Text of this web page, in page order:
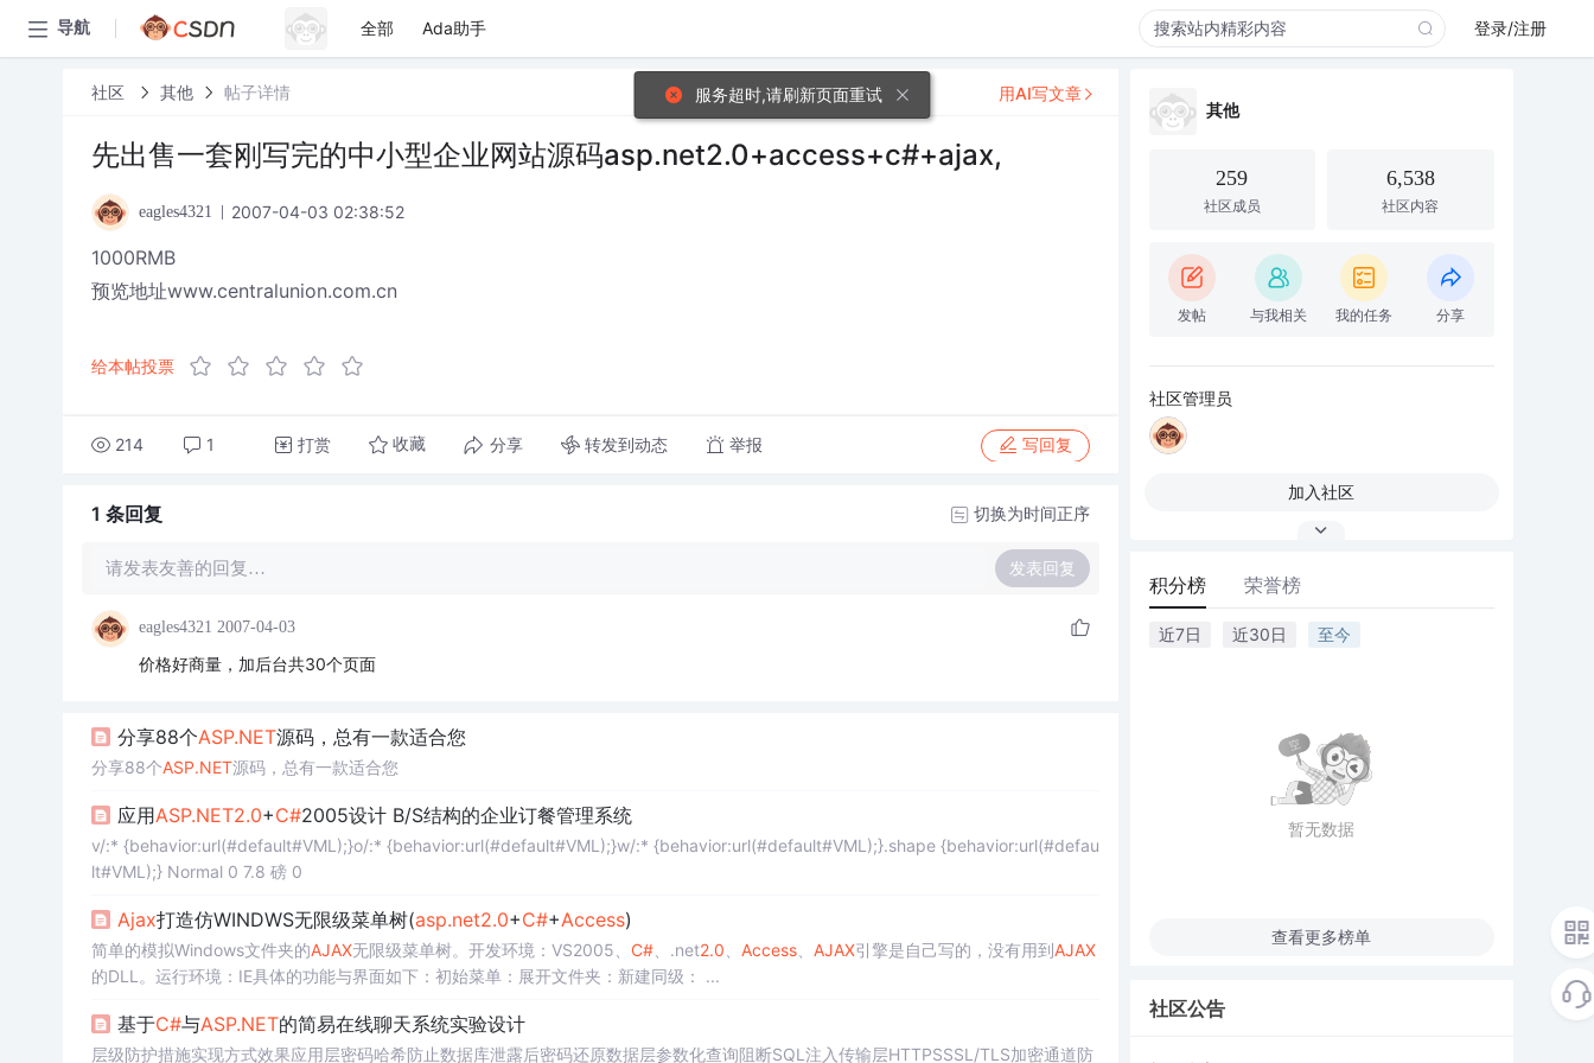
导航 全部 Ada助手 登录/注册
社区 其他 帖子详情
先出售一套刚写完的中小型企业网站源码asp.net2.0+access+c#+ajax,
eagles4321 2007-04-03 02:38:52
1000RMB
预览地址www.centralunion.com.cn
给本帖投票
214 1 打赏 收藏 分享 转发到动态 举报 写回复
用AI写文章
1 条回复 切换为时间正序
请发表友善的回复… 发表回复
eagles4321 2007-04-03
价格好商量，加后台共30个页面
分享88个ASP.NET源码，总有一款适合您
分享88个ASP.NET源码，总有一款适合您
应用ASP.NET2.0+C#2005设计 B/S结构的企业订餐管理系统
v/:* {behavior:url(#default#VML);}o/:* {behavior:url(#default#VML);}w/:* {behavior:url(#default#VML);}.shape {behavior:url(#defau
lt#VML);} Normal 0 7.8 磅 0
Ajax打造仿WINDWS无限级菜单树(asp.net2.0+C#+Access)
简单的模拟Windows文件夹的AJAX无限级菜单树。开发环境：VS2005、 C#、.net2.0 Access、 AJAX引擎是自己写的，没有用到AJAX
的DLL。运行环境：IE具体的功能与界面如下：初始菜单：展开文件夹：新建同级： ...
基于C#与ASP.NET的简易在线聊天系统实验设计
层级防护措施实现方式效果应用层密码哈希防止数据库泄露后密码还原数据层参数化查询阻断SQL注入传输层HTTPSSSL/TLS加密通道防
其他
259
社区成员
6,538
社区内容
发帖 与我相关 我的任务 分享
社区管理员
加入社区
积分榜 荣誉榜
近7日 近30日 至今
暂无数据
查看更多榜单
社区公告
服务超时,请刷新页面重试